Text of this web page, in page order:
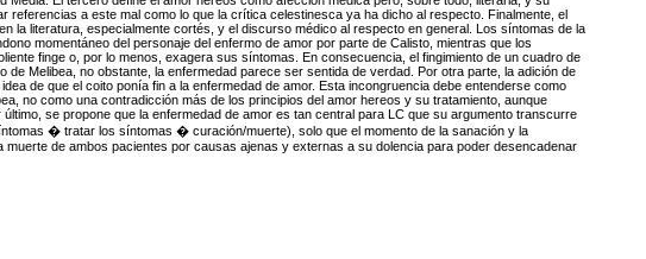
a este mal como lo que la crítica celestinesca ya ha dicho al respecto. Finalmente, el
la literatura, especialmente cortés, y el discurso médico al respecto en general. Los síntomas de la
momentáneo del personaje del enfermo de amor por parte de Calisto, mientras que los
finge o, por lo menos, exagera sus síntomas. En consecuencia, el fingimiento de un cuadro de
Melibea, no obstante, la enfermedad parece ser sentida de verdad. Por otra parte, la adición de
de que el coito ponía fin a la enfermedad de amor. Esta incongruencia debe entenderse como
no como una contradicción más de los principios del amor hereos y su tratamiento, aunque
se propone que la enfermedad de amor es tan central para LC que su argumento transcurre
� tratar los síntomas � curación/muerte), solo que el momento de la sanación y la
de ambos pacientes por causas ajenas y externas a su dolencia para poder desencadenar